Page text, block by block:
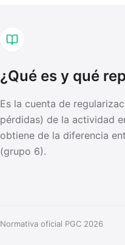
¿Qué es y qué
Es la cuenta de
pérdidas) de la actividad
obtiene de la diferencia
(grupo 6).
Normativa oficial PGC 2026